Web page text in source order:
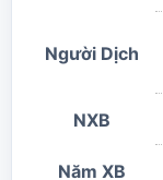
Người Dịch
NXB
Năm XB